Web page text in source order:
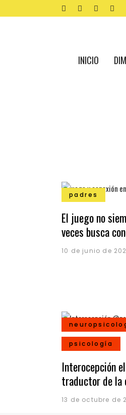
INICIO
padres
El juego no
veces busca
10 de junio de
psicología
Interocepción
traductor de la
13 de octubre de